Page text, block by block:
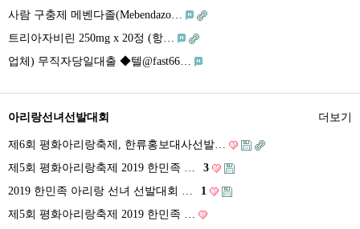
사람 구충제 메벤다졸(Mebendazo…
트리아자비린 250mg x 20정 (항…
업체) 무직자당일대출 ◆텔@fast66…
아리랑선녀선발대회
제6회 평화아리랑축제, 한류홍보대사선발…
제5회 평화아리랑축제 2019 한민족 …
3
2019 한민족 아리랑 선녀 선발대회 …
1
제5회 평화아리랑축제 2019 한민족 …
더보기